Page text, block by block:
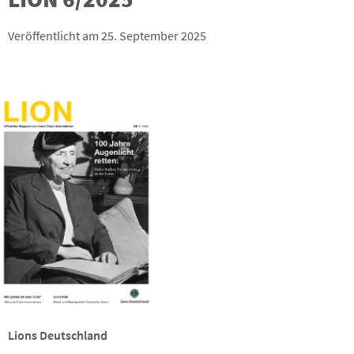
Veröffentlicht am 25. September 2025
Lions Deutschland